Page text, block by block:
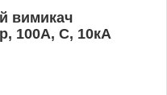
вимикач
100А, C, 10кА